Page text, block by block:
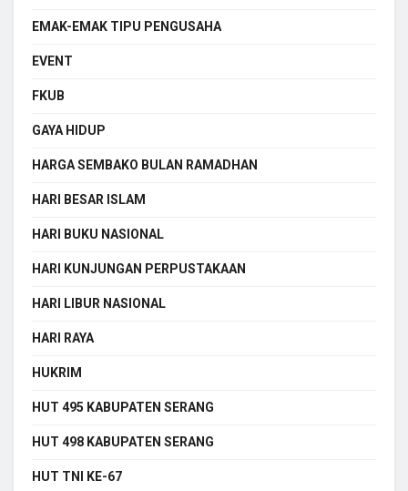
EMAK-EMAK TIPU PENGUSAHA
EVENT
FKUB
GAYA HIDUP
HARGA SEMBAKO BULAN RAMADHAN
HARI BESAR ISLAM
HARI BUKU NASIONAL
HARI KUNJUNGAN PERPUSTAKAAN
HARI LIBUR NASIONAL
HARI RAYA
HUKRIM
HUT 495 KABUPATEN SERANG
HUT 498 KABUPATEN SERANG
HUT TNI KE-67